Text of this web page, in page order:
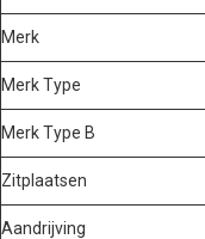
Merk
Merk Type
Merk Type B
Zitplaatsen
Aandrijving